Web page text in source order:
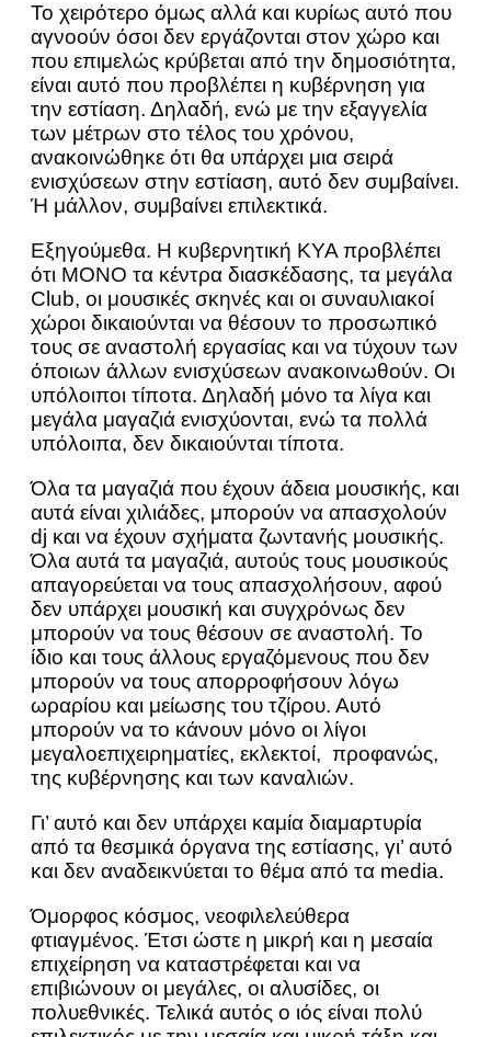
Το χειρότερο όμως αλλά και κυρίως αυτό που
αγνοούν όσοι δεν εργάζονται στον χώρο και
που επιμελώς κρύβεται από την δημοσιότητα,
είναι αυτό που προβλέπει η κυβέρνηση για
την εστίαση. Δηλαδή, ενώ με την εξαγγελία
των μέτρων στο τέλος του χρόνου,
ανακοινώθηκε ότι θα υπάρχει μια σειρά
ενισχύσεων στην εστίαση, αυτό δεν συμβαίνει.
Ή μάλλον, συμβαίνει επιλεκτικά.
Εξηγούμεθα. Η κυβερνητική ΚΥΑ προβλέπει
ότι ΜΟΝΟ τα κέντρα διασκέδασης, τα μεγάλα
Club, οι μουσικές σκηνές και οι συναυλιακοί
χώροι δικαιούνται να θέσουν το προσωπικό
τους σε αναστολή εργασίας και να τύχουν των
όποιων άλλων ενισχύσεων ανακοινωθούν. Οι
υπόλοιποι τίποτα. Δηλαδή μόνο τα λίγα και
μεγάλα μαγαζιά ενισχύονται, ενώ τα πολλά
υπόλοιπα, δεν δικαιούνται τίποτα.
Όλα τα μαγαζιά που έχουν άδεια μουσικής, και
αυτά είναι χιλιάδες, μπορούν να απασχολούν
dj και να έχουν σχήματα ζωντανής μουσικής.
Όλα αυτά τα μαγαζιά, αυτούς τους μουσικούς
απαγορεύεται να τους απασχολήσουν, αφού
δεν υπάρχει μουσική και συγχρόνως δεν
μπορούν να τους θέσουν σε αναστολή. Το
ίδιο και τους άλλους εργαζόμενους που δεν
μπορούν να τους απορροφήσουν λόγω
ωραρίου και μείωσης του τζίρου. Αυτό
μπορούν να το κάνουν μόνο οι λίγοι
μεγαλοεπιχειρηματίες, εκλεκτοί, προφανώς,
της κυβέρνησης και των καναλιών.
Γι’ αυτό και δεν υπάρχει καμία διαμαρτυρία
από τα θεσμικά όργανα της εστίασης, γι’ αυτό
και δεν αναδεικνύεται το θέμα από τα media.
Όμορφος κόσμος, νεοφιλελεύθερα
φτιαγμένος. Έτσι ώστε η μικρή και η μεσαία
επιχείρηση να καταστρέφεται και να
επιβιώνουν οι μεγάλες, οι αλυσίδες, οι
πολυεθνικές. Τελικά αυτός ο ιός είναι πολύ